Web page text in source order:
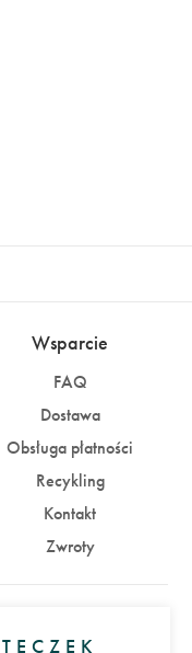
Wsparcie
FAQ
Dostawa
Obsługa płatności
Recykling
Kontakt
Zwroty